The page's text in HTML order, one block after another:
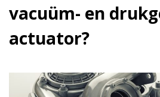
vacuüm- en
actuator?